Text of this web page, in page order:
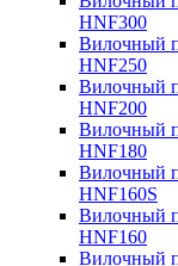
HNF300
Вилочный
HNF250
Вилочный
HNF200
Вилочный
HNF180
Вилочный
HNF160S
Вилочный
HNF160
Вилочный